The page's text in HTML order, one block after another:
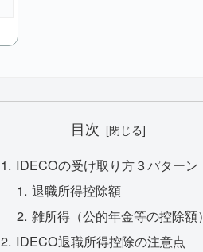
目次
IDECOの受け取り方３パターン
退職所得控除額
雑所得（公的年金等の控除額）
IDECO退職所得控除の注意点